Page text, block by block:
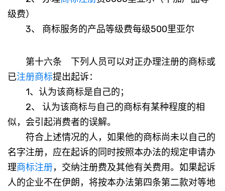
级费）
3、 商标服务的产品等级费每级500里亚尔
第十六条 下列人员可以对正办理注册的商标或
已注册商标提出起诉：
1、认为该商标是自己的；
2、 认为该商标与自己的商标有某种程度的相
似，会引起消费者的误解。
符合上述情况的人，如果他的商标尚未以自己的
名字注册，应在起诉的同时按照本办法的规定申请办
理商标注册，交纳注册费及其他有关费用。如果起诉
人的企业不在伊朗，将按本办法第四条第二款对等地